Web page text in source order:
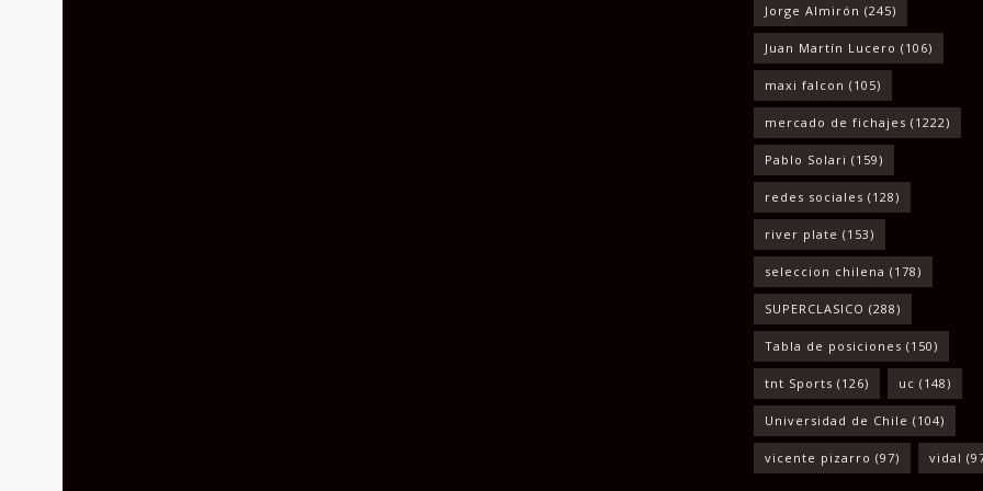
Jorge Almirón (245)
Juan Martín Lucero (106)
maxi falcon (105)
mercado de fichajes (1222)
Pablo Solari (159)
redes sociales (128)
river plate (153)
seleccion chilena (178)
SUPERCLASICO (288)
Tabla de posiciones (150)
tnt Sports (126) uc (148)
Universidad de Chile (104)
vicente pizarro (97) vidal